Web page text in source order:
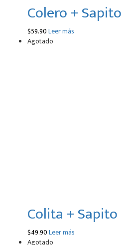
Colero + Sapito
$59.90Leer más
Agotado
Colita + Sapito
$49.90Leer más
Agotado